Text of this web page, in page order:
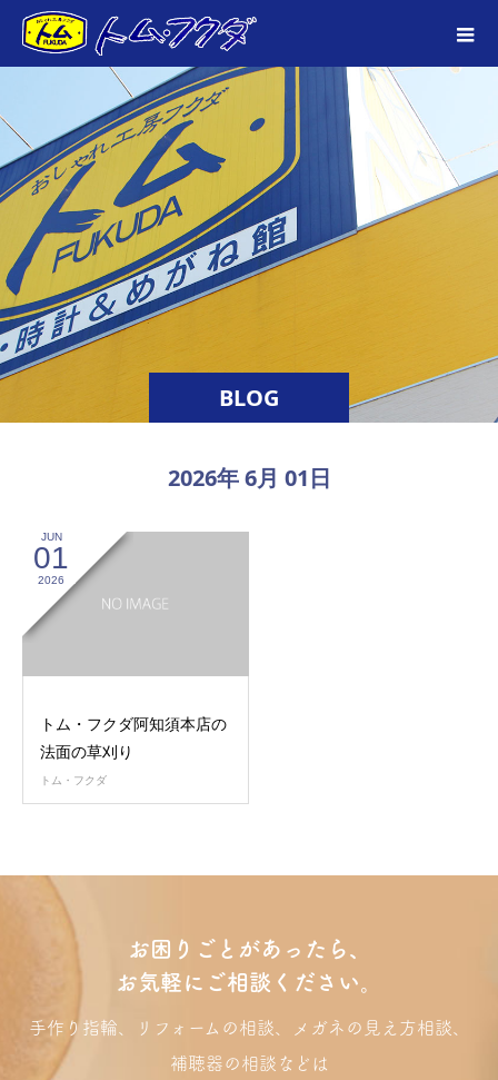
BLOG
2026年 6月 01日
JUN
01
2026
トム・フクダ阿知須本店の
法面の草刈り
トム・フクダ
お困りごとがあったら、
お気軽にご相談ください。
手作り指輪、リフォームの相談、メガネの見え方相談、
補聴器の相談などは